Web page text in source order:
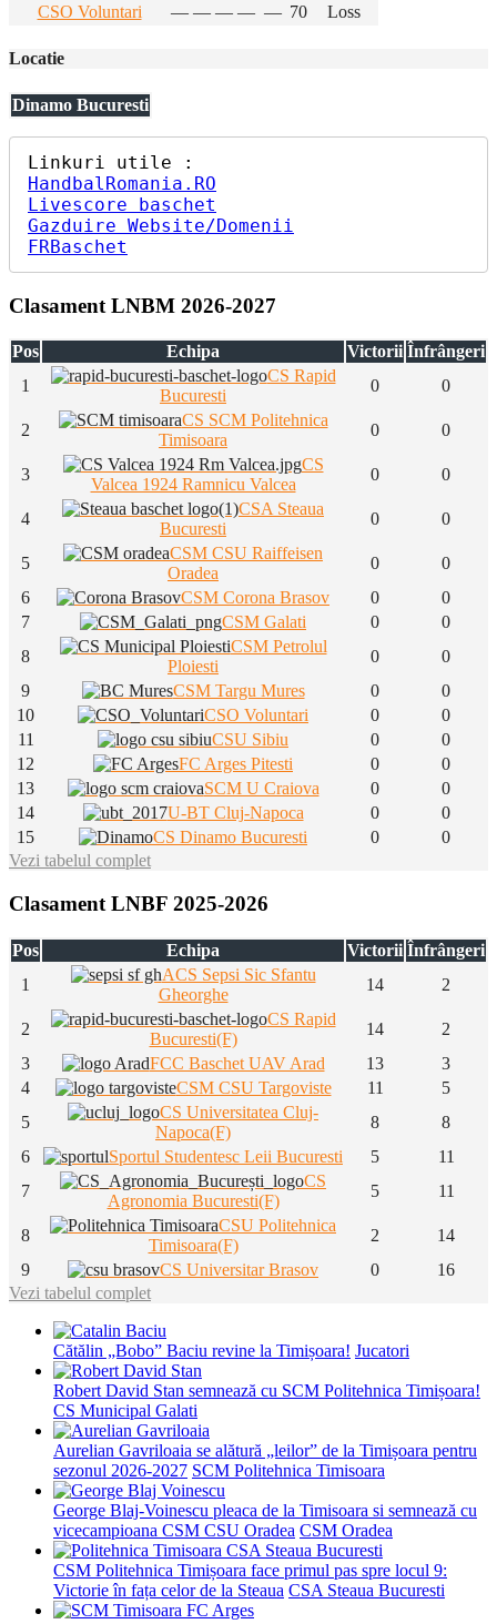
CSO Voluntari
— — — — — 70 Loss
Locatie
Dinamo Bucuresti
HandbalRomania.RO
Livescore baschet
Gazduire Website/Domenii
FRBaschet
Clasament LNBM 2026-2027
Pos Echipa Victorii Înfrângeri
1
CS Rapid
Bucuresti
0 0
2
CS SCM Politehnica
Timisoara
0 0
3
CS
Valcea 1924 Ramnicu Valcea
0 0
4
CSA Steaua
Bucuresti
0 0
5
CSM CSU Raiffeisen
Oradea
0
0
6
CSM Corona Brasov 0
0
7
CSM Galati 0
0
8
CSM Petrolul
Ploiesti
0
0
9
CSM Targu Mures 0
0
10
CSO Voluntari 0
0
11
CSU Sibiu 0
0
12
FC Arges Pitesti 0
0
13
SCM U Craiova 0
0
14
U-BT Cluj-Napoca 0
0
15
CS Dinamo Bucuresti 0
0
Vezi tabelul complet
Clasament LNBF 2025-2026
Pos Echipa Victorii Înfrângeri
1
ACS Sepsi Sic Sfantu
Gheorghe
14 2
2
CS Rapid
Bucuresti(F)
14
2
3
FCC Baschet UAV Arad 13
3
4
CSM CSU Targoviste 11
5
5
CS Universitatea Cluj-
Napoca(F)
8
8
6
Sportul Studentesc Leii Bucuresti 5
11
7
CS
Agronomia Bucuresti(F)
5 11
8
CSU Politehnica
Timisoara(F)
2
14
9
CS Universitar Brasov 0
16
Vezi tabelul complet
Cătălin „Bobo” Baciu revine la Timișoara! Jucatori
Robert David Stan semnează cu SCM Politehnica Timișoara!
CS Municipal Galati
Aurelian Gavriloaia se alătură „leilor” de la Timișoara pentru
sezonul 2026-2027 SCM Politehnica Timisoara
George Blaj-Voinescu pleaca de la Timisoara si semnează cu
vicecampioana CSM CSU Oradea CSM Oradea
CSM Politehnica Timișoara face primul pas spre locul 9:
Victorie în fața celor de la Steaua CSA Steaua Bucuresti